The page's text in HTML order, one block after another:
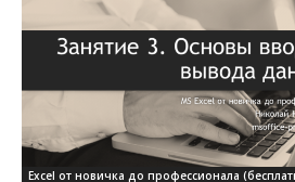
Excel от новичка до профессионала